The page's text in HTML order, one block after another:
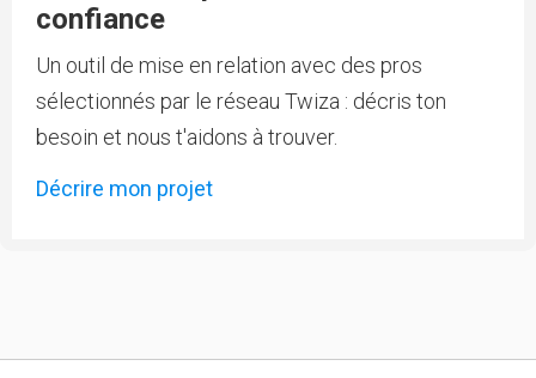
confiance
Un outil de mise en relation avec des pros
sélectionnés par le réseau Twiza : décris ton
besoin et nous t'aidons à trouver.
Décrire mon projet